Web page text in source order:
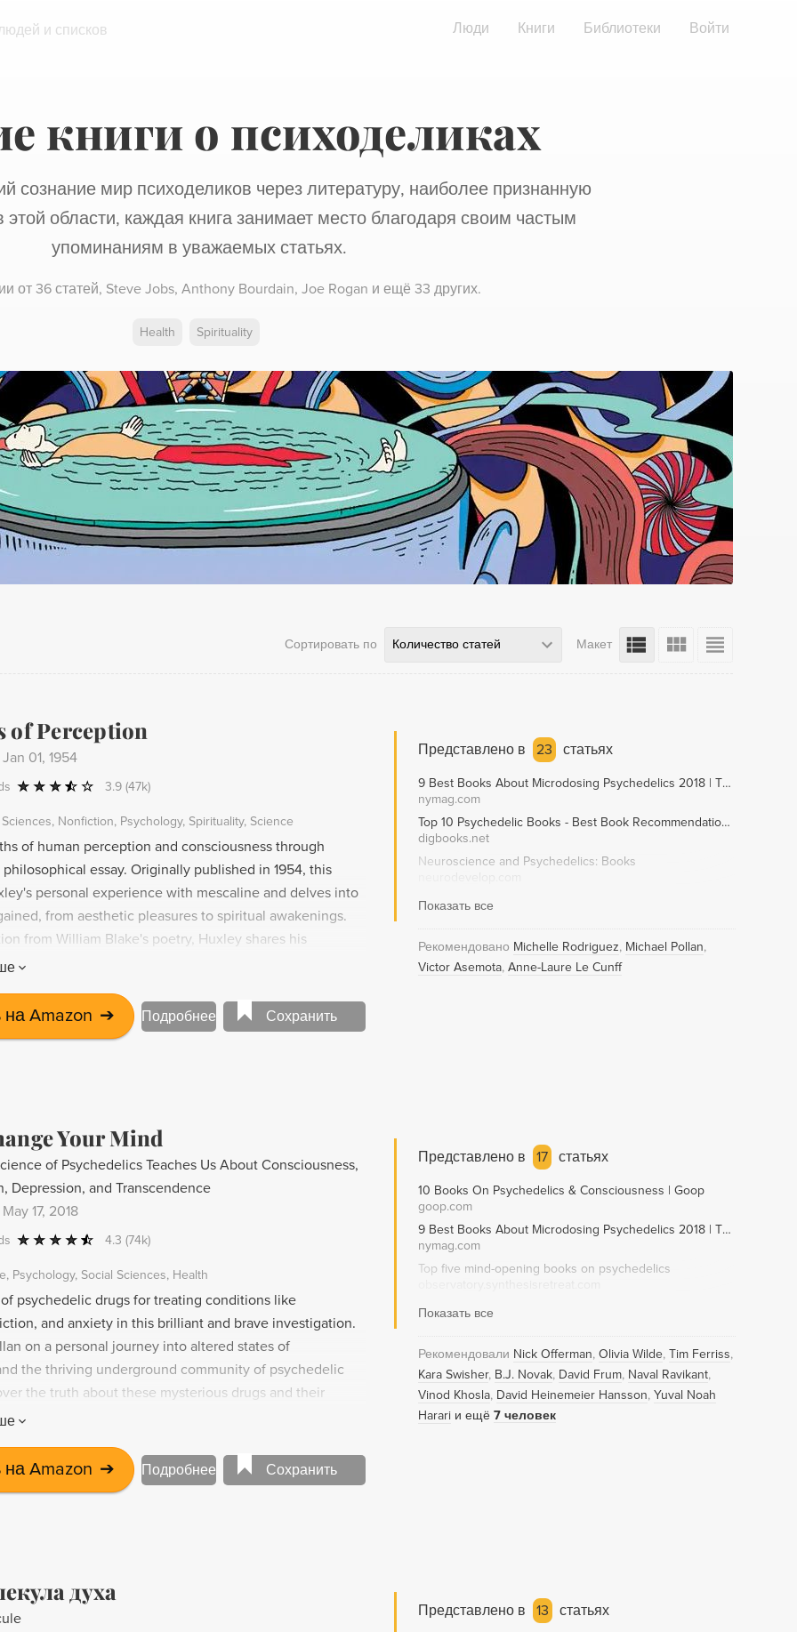
и списков Люди Книги Библиотеки Войти
книги о психоделиках
сознание мир психоделиков через литературу, наиболее признанную
области, каждая книга занимает место благодаря своим частым
упоминаниям в уважаемых статьях.
от 36 статей, Steve Jobs, Anthony Bourdain, Joe Rogan и ещё 33 других.
Health Spirituality
Сортировать по Количество статей Макет
of Perception
Jan 01, 1954
3.9 (47k)
Nonfiction Psychology Spirituality Science
of human perception and consciousness through
essay. Originally published in 1954, this
personal experience with mescaline and delves into
from aesthetic pleasures to spiritual awakenings.
from William Blake's poetry, Huxley shares his
meaning of art and religion through his transformative
Amazon ➔ Подробнее Сохранить
Представлено в 23 статьях
9 Best Books About Microdosing Psychedelics 2018 | The Strategist | New York Magazine
nymag.com
Top 10 Psychedelic Books - Best Book Recommendations, Best Books to Read
digbooks.net
Neuroscience and Psychedelics: Books
Показать все
Рекомендовано Michelle Rodriguez Michael Pollan
Victor Asemota Anne-Laure Le Cunff
Your Mind
of Psychedelics Teaches Us About Consciousness,
Depression, and Transcendence
May 17, 2018
4.3 (74k)
Psychology Social Sciences Health
psychedelic drugs for treating conditions like
and anxiety in this brilliant and brave investigation.
on a personal journey into altered states of
the thriving underground community of psychedelic
the truth about these mysterious drugs and their
our understanding of the mind, the self, and our
this book is a triumph of participatory journalism and
of a journey to an exciting and unexpected new
Amazon ➔ Подробнее Сохранить
Представлено в 17 статьях
10 Books On Psychedelics & Consciousness | Goop
goop.com
9 Best Books About Microdosing Psychedelics 2018 | The Strategist | New York Magazine
nymag.com
Top five mind-opening books on psychedelics
Показать все
Рекомендовали Nick Offerman Olivia Wilde Tim Ferriss
Kara Swisher B.J. Novak David Frum Naval Ravikant
Vinod Khosla David Heinemeier Hansson Yuval Noah
Harari и ещё 7 человек
духа
Представлено в 13 статьях